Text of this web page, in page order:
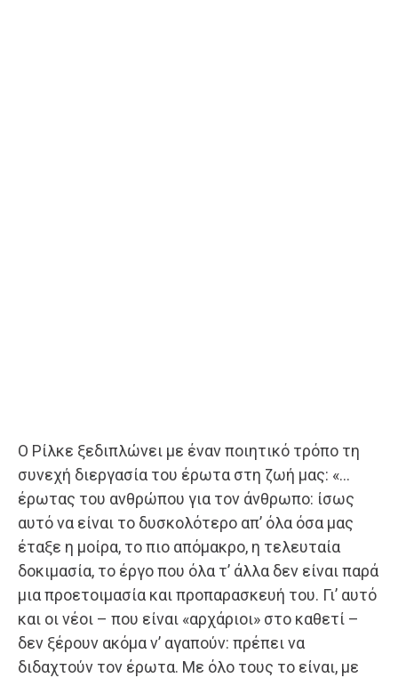
Ο Ρίλκε ξεδιπλώνει με έναν ποιητικό τρόπο τη
συνεχή διεργασία του έρωτα στη ζωή μας: «…
έρωτας του ανθρώπου για τον άνθρωπο: ίσως
αυτό να είναι το δυσκολότερο απ’ όλα όσα μας
έταξε η μοίρα, το πιο απόμακρο, η τελευταία
δοκιμασία, το έργο που όλα τ’ άλλα δεν είναι παρά
μια προετοιμασία και προπαρασκευή του. Γι’ αυτό
και οι νέοι – που είναι «αρχάριοι» στο καθετί –
δεν ξέρουν ακόμα ν’ αγαπούν: πρέπει να
διδαχτούν τον έρωτα. Με όλο τους το είναι, με